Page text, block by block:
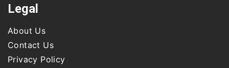
Legal
About Us
Contact Us
Privacy Policy